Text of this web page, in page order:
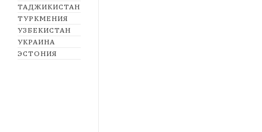
ТАДЖИКИСТАН
ТУРКМЕНИЯ
УЗБЕКИСТАН
УКРАИНА
ЭСТОНИЯ